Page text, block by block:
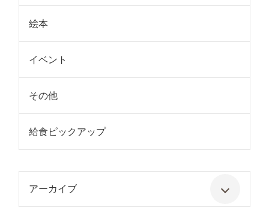
絵本
イベント
その他
給食ピックアップ
アーカイブ